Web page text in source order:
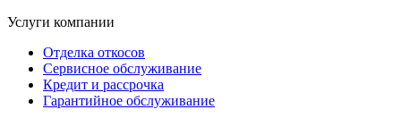
Услуги компании
Отделка откосов
Сервисное обслуживание
Кредит и рассрочка
Гарантийное обслуживание